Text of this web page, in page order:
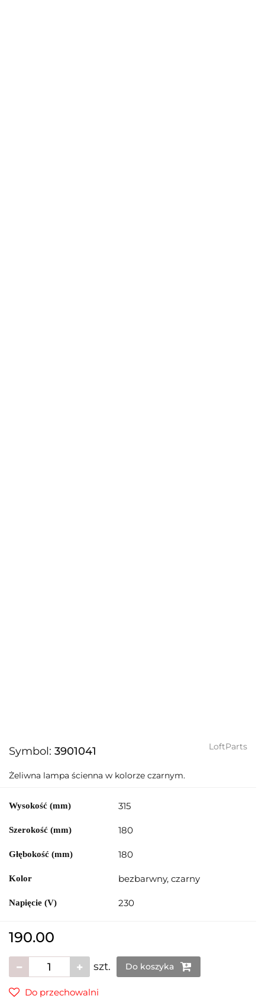
Symbol: 3901041 LoftParts
Żeliwna lampa ścienna w kolorze czarnym.
Wysokość (mm) 315
Szerokość (mm) 180
Głębokość (mm) 180
Kolor bezbarwny, czarny
Napięcie (V) 230
190.00
szt. Do koszyka
Do przechowalni